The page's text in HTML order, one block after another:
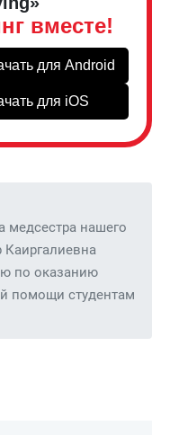
вместе!
для Android
для iOS
медсестра нашего
Каиргалиевна
по оказанию
помощи студентам